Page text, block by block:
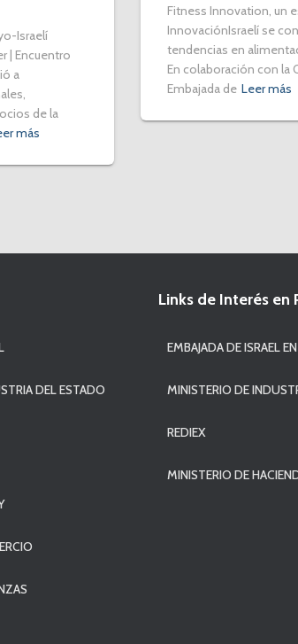
Israelí
| Encuentro
a
de la
más
Fitness Innovation, un
InnovaciónIsraelí se
tendencias en
En colaboración con la
Embajada de Leer más
DEL ESTADO
Links de Interés en
EMBAJADA DE ISRAEL
MINISTERIO DE
REDIEX
MINISTERIO DE